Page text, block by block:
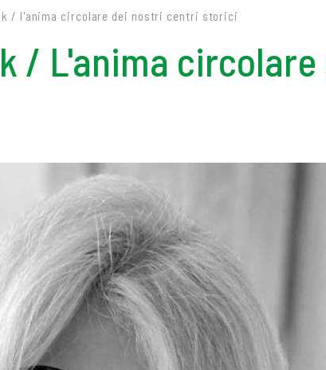
/ l'anima circolare dei nostri centri storici
/ L'anima